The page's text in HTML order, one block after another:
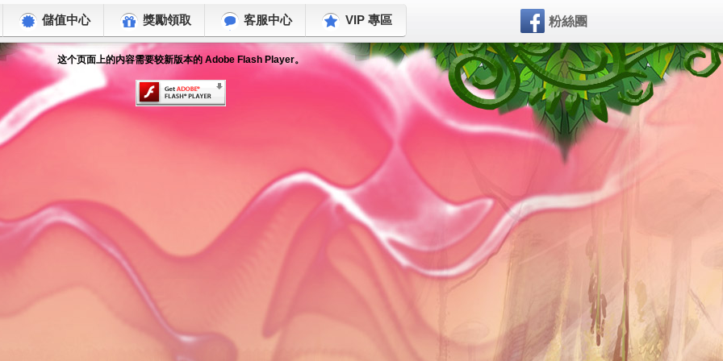
这个页面上的内容需要较新版本的 Adobe Flash Player。
儲值中心 獎勵領取 客服中心 VIP 專區 粉絲團